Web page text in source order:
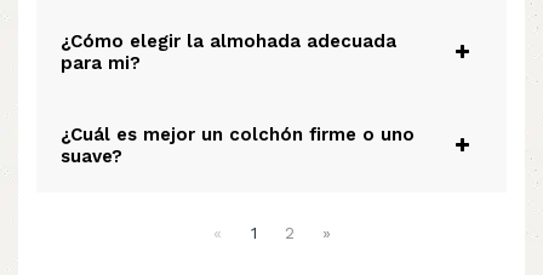
¿Cómo elegir la almohada adecuada
para mi?
¿Cuál es mejor un colchón firme o uno
suave?
« 1 2 »